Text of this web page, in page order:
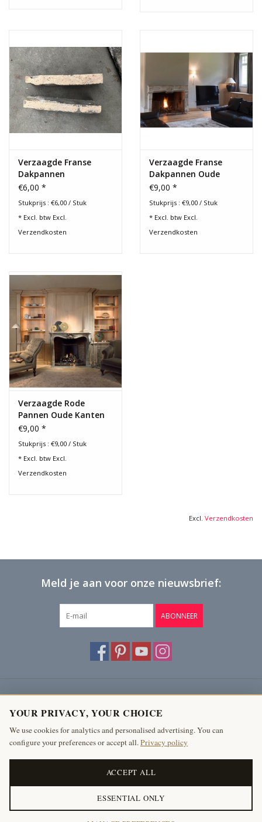
Verzaagde Franse
Dakpannen
€6,00 *
Stukprijs : €6,00 / Stuk
* Excl. btw Excl.
Verzendkosten
Verzaagde Franse
Dakpannen Oude
Kanten
€9,00 *
Stukprijs : €9,00 / Stuk
* Excl. btw Excl.
Verzendkosten
Verzaagde Rode
Pannen Oude Kanten
€9,00 *
Stukprijs : €9,00 / Stuk
* Excl. btw Excl.
Verzendkosten
Excl. Verzendkosten
Meld je aan voor onze nieuwsbrief:
ABONNEER
Producten
Mijn account
The Antique Fireplace Bank
YOUR PRIVACY, YOUR CHOICE
We use cookies for analytics and personalised advertising. You can
configure your preferences or accept all.Privacy policy
ACCEPT ALL
ESSENTIAL ONLY